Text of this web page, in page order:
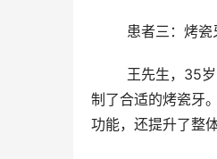
患者三：烤
制了合适的烤瓷牙
功能，还提升了整体